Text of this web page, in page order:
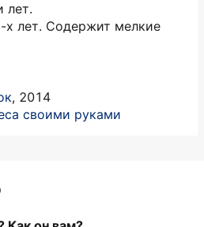
лет.
лет. Содержит мелкие
, 2014
своими руками